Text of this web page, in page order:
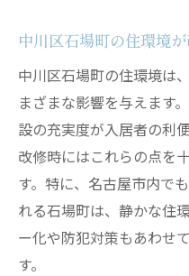
中川区石場町の住環境
中川区石場町の住環境は
まざまな影響を与えます
設の充実度が入居者の利
改修時にはこれらの点を
す。特に、名古屋市内で
れる石場町は、静かな住
ー化や防犯対策もあわせ
す。